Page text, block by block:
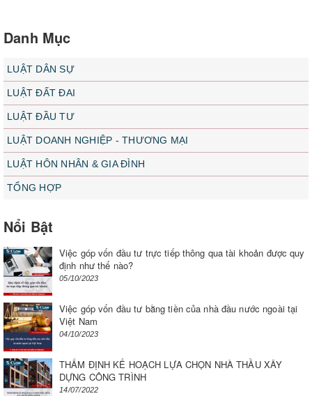
Danh Mục
LUẬT DÂN SỰ
LUẬT ĐẤT ĐAI
LUẬT ĐẦU TƯ
LUẬT DOANH NGHIỆP - THƯƠNG MẠI
LUẬT HÔN NHÂN & GIA ĐÌNH
TỔNG HỢP
Nổi Bật
Việc góp vốn đầu tư trực tiếp thông qua tài khoản được quy
định như thế nào?
05/10/2023
Việc góp vốn đầu tư bằng tiền của nhà đầu nước ngoài tại
Việt Nam
04/10/2023
THẨM ĐỊNH KẾ HOẠCH LỰA CHỌN NHÀ THẦU XÂY
DỰNG CÔNG TRÌNH
14/07/2022